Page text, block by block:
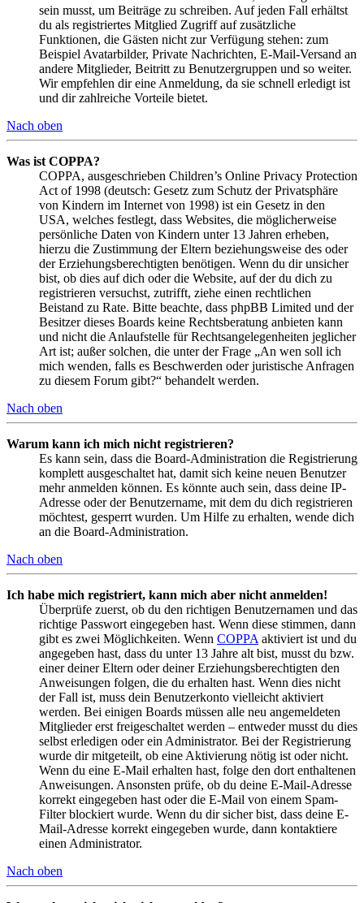
sein musst, um Beiträge zu schreiben. Auf jeden Fall erhältst
du als registriertes Mitglied Zugriff auf zusätzliche
Funktionen, die Gästen nicht zur Verfügung stehen: zum
Beispiel Avatarbilder, Private Nachrichten, E-Mail-Versand an
andere Mitglieder, Beitritt zu Benutzergruppen und so weiter.
Wir empfehlen dir eine Anmeldung, da sie schnell erledigt ist
und dir zahlreiche Vorteile bietet.
Nach oben
Was ist COPPA?
COPPA, ausgeschrieben Children’s Online Privacy Protection
Act of 1998 (deutsch: Gesetz zum Schutz der Privatsphäre
von Kindern im Internet von 1998) ist ein Gesetz in den
USA, welches festlegt, dass Websites, die möglicherweise
persönliche Daten von Kindern unter 13 Jahren erheben,
hierzu die Zustimmung der Eltern beziehungsweise des oder
der Erziehungsberechtigten benötigen. Wenn du dir unsicher
bist, ob dies auf dich oder die Website, auf der du dich zu
registrieren versuchst, zutrifft, ziehe einen rechtlichen
Beistand zu Rate. Bitte beachte, dass phpBB Limited und der
Besitzer dieses Boards keine Rechtsberatung anbieten kann
und nicht die Anlaufstelle für Rechtsangelegenheiten jeglicher
Art ist; außer solchen, die unter der Frage „An wen soll ich
mich wenden, falls es Beschwerden oder juristische Anfragen
zu diesem Forum gibt?“ behandelt werden.
Nach oben
Warum kann ich mich nicht registrieren?
Es kann sein, dass die Board-Administration die Registrierung
komplett ausgeschaltet hat, damit sich keine neuen Benutzer
mehr anmelden können. Es könnte auch sein, dass deine IP-
Adresse oder der Benutzername, mit dem du dich registrieren
möchtest, gesperrt wurden. Um Hilfe zu erhalten, wende dich
an die Board-Administration.
Nach oben
Ich habe mich registriert, kann mich aber nicht anmelden!
Überprüfe zuerst, ob du den richtigen Benutzernamen und das
richtige Passwort eingegeben hast. Wenn diese stimmen, dann
gibt es zwei Möglichkeiten. Wenn COPPA aktiviert ist und du
angegeben hast, dass du unter 13 Jahre alt bist, musst du bzw.
einer deiner Eltern oder deiner Erziehungsberechtigten den
Anweisungen folgen, die du erhalten hast. Wenn dies nicht
der Fall ist, muss dein Benutzerkonto vielleicht aktiviert
werden. Bei einigen Boards müssen alle neu angemeldeten
Mitglieder erst freigeschaltet werden – entweder musst du dies
selbst erledigen oder ein Administrator. Bei der Registrierung
wurde dir mitgeteilt, ob eine Aktivierung nötig ist oder nicht.
Wenn du eine E-Mail erhalten hast, folge den dort enthaltenen
Anweisungen. Ansonsten prüfe, ob du deine E-Mail-Adresse
korrekt eingegeben hast oder die E-Mail von einem Spam-
Filter blockiert wurde. Wenn du dir sicher bist, dass deine E-
Mail-Adresse korrekt eingegeben wurde, dann kontaktiere
einen Administrator.
Nach oben